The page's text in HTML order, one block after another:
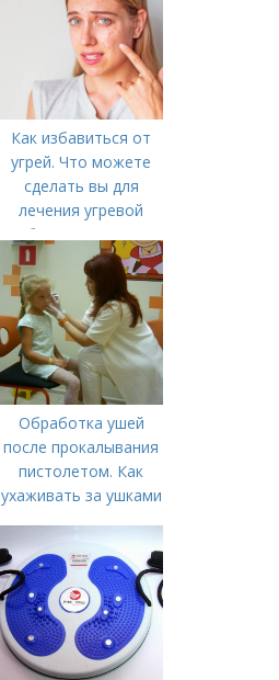
Как избавиться от
угрей. Что можете
сделать вы для
лечения угревой
болезни (акне)
Обработка ушей
после прокалывания
пистолетом. Как
ухаживать за ушками